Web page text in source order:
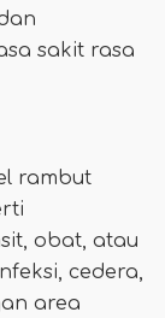
sakit rasa
rambut
obat, atau
cedera,
area